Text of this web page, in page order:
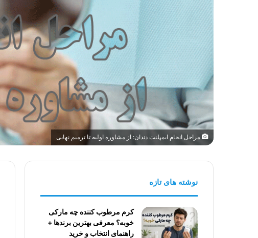
مراحل انجام ایمپلنت دندان: از مشاوره اولیه تا ترمیم نهایی
نوشته های تازه
کرم مرطوب کننده چه مارکی
خوبه؟ معرفی بهترین برندها +
راهنمای انتخاب و خرید